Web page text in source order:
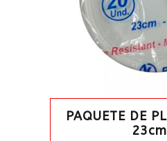
PAQUETE DE